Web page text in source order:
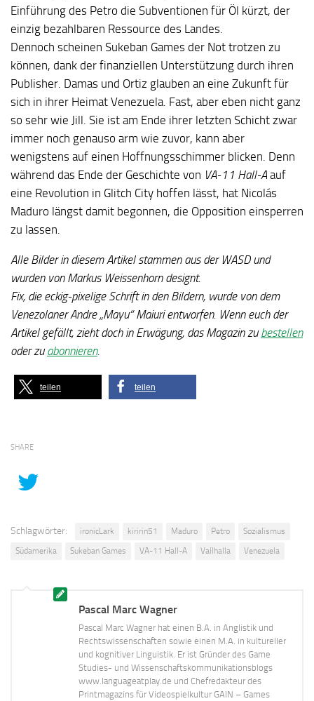
Einführung des Petro die Subventionen für Öl kürzt, der
einzig bezahlbaren Ressource des Landes.
Dennoch scheinen Sukeban Games der Not trotzen zu
können, dank der finanziellen Unterstützung durch ihren
Publisher. Damas und Ortiz glauben an eine Zukunft für
sich in ihrer Heimat Venezuela. Fast, aber eben nicht ganz
so sehr wie Jill. Sie ist am Ende ihrer letzten Schicht zwar
immer noch genauso arm wie zuvor, kann aber
wenigstens auf einen Hoffnungsschimmer blicken. Denn
während das Ende der Geschichte von VA-11 Hall-A auf
eine Revolution in Glitch City hoffen lässt, hat Nicolás
Maduro längst damit begonnen, die Opposition einsperren
zu lassen.
Alle Bilder in diesem Artikel stammen aus der WASD und
wurden von Markus Weissenhorn designt.
Fix, die eckig-pixelige Schrift in den Bildern, wurde von dem
Venezolaner Andre „Mayu“ Maiuri entworfen. Wenn euch der
Artikel gefällt, zieht doch in Erwägung, das Magazin zu bestellen
oder zu abonnieren.
teilen teilen
SHARE
Schlagwörter: ironicLark kiririn51 Maduro Petro
Sozialismus
Südamerika
Sukeban Games VA-11 Hall-A Vallhalla Venezuela
Pascal Marc Wagner
Pascal Marc Wagner hat einen B.A. in Anglistik und
Rechtswissenschaften sowie einen M.A. in kultureller
und kognitiver Linguistik. Er ist Gründer des Game
Studies- und Wissenschaftskommunikationsblogs
www.languageatplay.de und Chefredakteur des
Printmagazins für Videospielkultur GAIN – Games